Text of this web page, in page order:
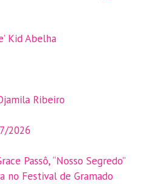
Kid Abelha
Ribeiro
2026
Passô, “Nosso Segredo”
no Festival de Gramado